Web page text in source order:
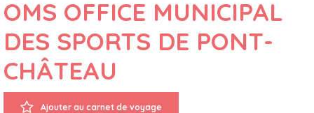
OMS OFFICE MUNICIPAL
DES SPORTS DE PONT-
CHÂTEAU
Ajouter au carnet de voyage